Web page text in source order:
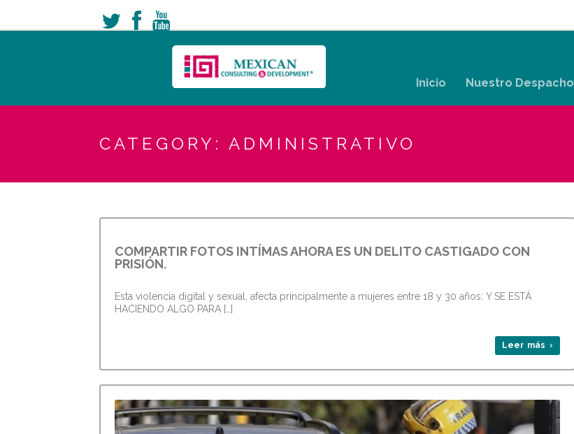
Inicio Nuestro Despacho
CATEGORY: ADMINISTRATIVO
COMPARTIR FOTOS INTÍMAS AHORA ES UN DELITO CASTIGADO CON
PRISIÓN.
Esta violencia digital y sexual, afecta principalmente a mujeres entre 18 y 30 años; Y SE ESTÁ
HACIENDO ALGO PARA […]
Leer más ›